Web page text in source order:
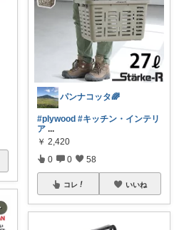
パンナコッタ🌈
#plywood #キッチン・インテリ
ア ...
￥ 2,420
0 0 58
コレ いいね